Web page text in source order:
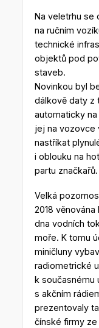
Na veletrhu se
na ručním
technické
objektů pod
staveb.
Novinkou byl
dálkově daty z
automaticky
jej na vozovce
nastříkat
i oblouku na
partu značkařů.
Velká
2018
dna vodních
moře. K tomu
miničluny
radiometrické
k současnému
s akčním
prezentovaly
čínské firmy ze